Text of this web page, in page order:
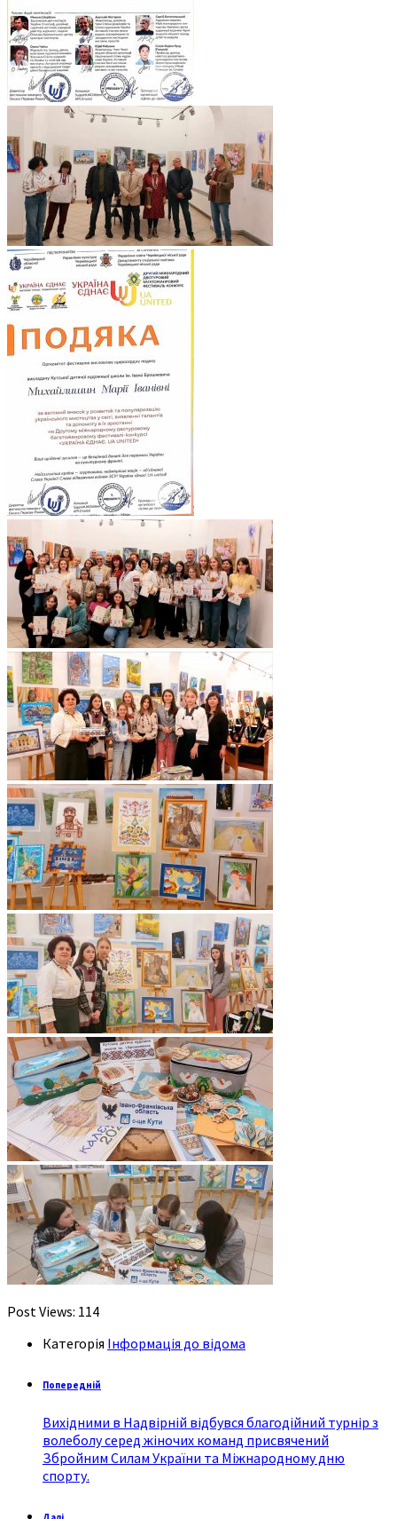
Post Views: 114
Категорія Інформація до відома
Попередній
Вихідними в Надвірній відбувся благодійний турнір з
волеболу серед жіночих команд присвячений
Збройним Силам України та Міжнародному дню
спорту.